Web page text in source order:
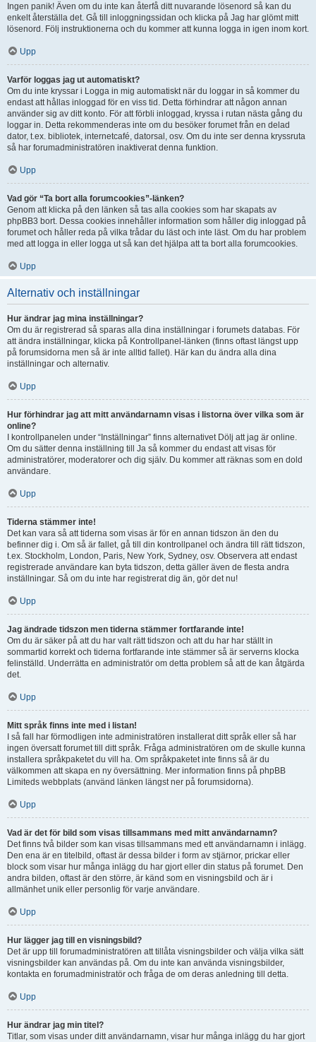
Ingen panik! Även om du inte kan återfå ditt nuvarande lösenord så kan du
enkelt återställa det. Gå till inloggningssidan och klicka på Jag har glömt mitt
lösenord. Följ instruktionerna och du kommer att kunna logga in igen inom kort.
Upp
Varför loggas jag ut automatiskt?
Om du inte kryssar i Logga in mig automatiskt när du loggar in så kommer du
endast att hållas inloggad för en viss tid. Detta förhindrar att någon annan
använder sig av ditt konto. För att förbli inloggad, kryssa i rutan nästa gång du
loggar in. Detta rekommenderas inte om du besöker forumet från en delad
dator, t.ex. bibliotek, internetcafé, datorsal, osv. Om du inte ser denna kryssruta
så har forumadministratören inaktiverat denna funktion.
Upp
Vad gör “Ta bort alla forumcookies”-länken?
Genom att klicka på den länken så tas alla cookies som har skapats av
phpBB3 bort. Dessa cookies innehåller information som håller dig inloggad på
forumet och håller reda på vilka trådar du läst och inte läst. Om du har problem
med att logga in eller logga ut så kan det hjälpa att ta bort alla forumcookies.
Upp
Alternativ och inställningar
Hur ändrar jag mina inställningar?
Om du är registrerad så sparas alla dina inställningar i forumets databas. För
att ändra inställningar, klicka på Kontrollpanel-länken (finns oftast längst upp
på forumsidorna men så är inte alltid fallet). Här kan du ändra alla dina
inställningar och alternativ.
Upp
Hur förhindrar jag att mitt användarnamn visas i listorna över vilka som är
online?
I kontrollpanelen under “Inställningar” finns alternativet Dölj att jag är online.
Om du sätter denna inställning till Ja så kommer du endast att visas för
administratörer, moderatorer och dig själv. Du kommer att räknas som en dold
användare.
Upp
Tiderna stämmer inte!
Det kan vara så att tiderna som visas är för en annan tidszon än den du
befinner dig i. Om så är fallet, gå till din kontrollpanel och ändra till rätt tidszon,
t.ex. Stockholm, London, Paris, New York, Sydney, osv. Observera att endast
registrerade användare kan byta tidszon, detta gäller även de flesta andra
inställningar. Så om du inte har registrerat dig än, gör det nu!
Upp
Jag ändrade tidszon men tiderna stämmer fortfarande inte!
Om du är säker på att du har valt rätt tidszon och att du har har ställt in
sommartid korrekt och tiderna fortfarande inte stämmer så är serverns klocka
felinställd. Underrätta en administratör om detta problem så att de kan åtgärda
det.
Upp
Mitt språk finns inte med i listan!
I så fall har förmodligen inte administratören installerat ditt språk eller så har
ingen översatt forumet till ditt språk. Fråga administratören om de skulle kunna
installera språkpaketet du vill ha. Om språkpaketet inte finns så är du
välkommen att skapa en ny översättning. Mer information finns på phpBB
Limiteds webbplats (använd länken längst ner på forumsidorna).
Upp
Vad är det för bild som visas tillsammans med mitt användarnamn?
Det finns två bilder som kan visas tillsammans med ett användarnamn i inlägg.
Den ena är en titelbild, oftast är dessa bilder i form av stjärnor, prickar eller
block som visar hur många inlägg du har gjort eller din status på forumet. Den
andra bilden, oftast är den större, är känd som en visningsbild och är i
allmänhet unik eller personlig för varje användare.
Upp
Hur lägger jag till en visningsbild?
Det är upp till forumadministratören att tillåta visningsbilder och välja vilka sätt
visningsbilder kan användas på. Om du inte kan använda visningsbilder,
kontakta en forumadministratör och fråga de om deras anledning till detta.
Upp
Hur ändrar jag min titel?
Titlar, som visas under ditt användarnamn, visar hur många inlägg du har gjort